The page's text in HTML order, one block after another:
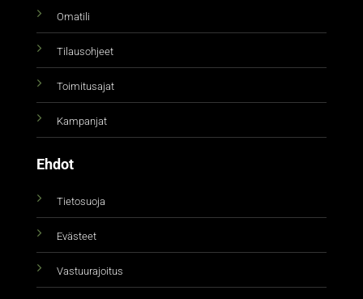
Omatili
Tilausohjeet
Toimitusajat
Kampanjat
Ehdot
Tietosuoja
Evästeet
Vastuurajoitus